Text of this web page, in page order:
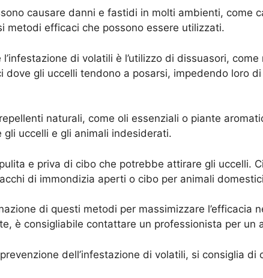
causare danni e fastidi in molti ambienti, come
metodi efficaci che possono essere utilizzati.
di volatili è l’utilizzo di dissuasori,
dove gli uccelli tendono a posarsi, impedendo loro
naturali, come oli essenziali o piante
gli uccelli e gli animali indesiderati.
e priva di cibo che potrebbe attirare gli uccelli.
di immondizia aperti o cibo per animali
di questi metodi per massimizzare l’efficacia
è consigliabile contattare un professionista per
dell’infestazione di volatili, si consiglia di